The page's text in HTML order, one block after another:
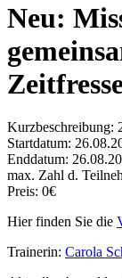
Neu:
Kurzbeschreibung:
Startdatum:
Enddatum:
max. Zahl d.
Preis: 0€
Hier finden Sie die
Trainerin: Carola